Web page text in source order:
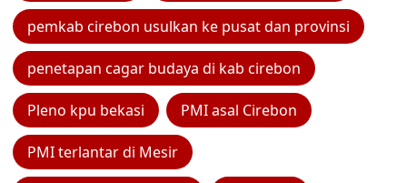
pemkab cirebon usulkan ke pusat dan provinsi
penetapan cagar budaya di kab cirebon
Pleno kpu bekasi PMI asal Cirebon
PMI terlantar di Mesir